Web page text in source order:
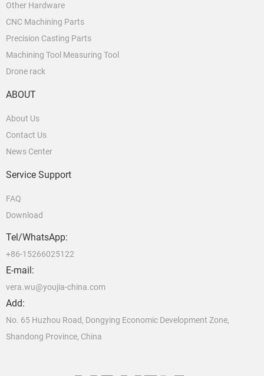
Other Hardware
CNC Machining Parts
Precision Casting Parts
Machining Tool Measuring Tool
Drone rack
ABOUT
About Us
Contact Us
News Center
Service Support
FAQ
Download
Tel/WhatsApp:
+86-15266025122
E-mail:
vera.wu@youjia-china.com
Add:
No. 65 Huzhou Road, Dongying Economic Development Zone,
Shandong Province, China